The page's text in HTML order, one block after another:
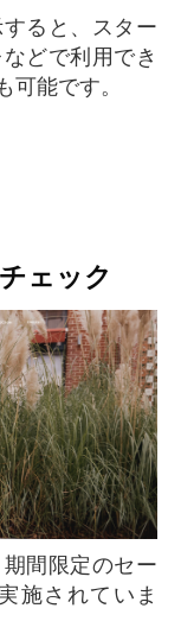
どで利用でき
可能です。
ェック
施されていま